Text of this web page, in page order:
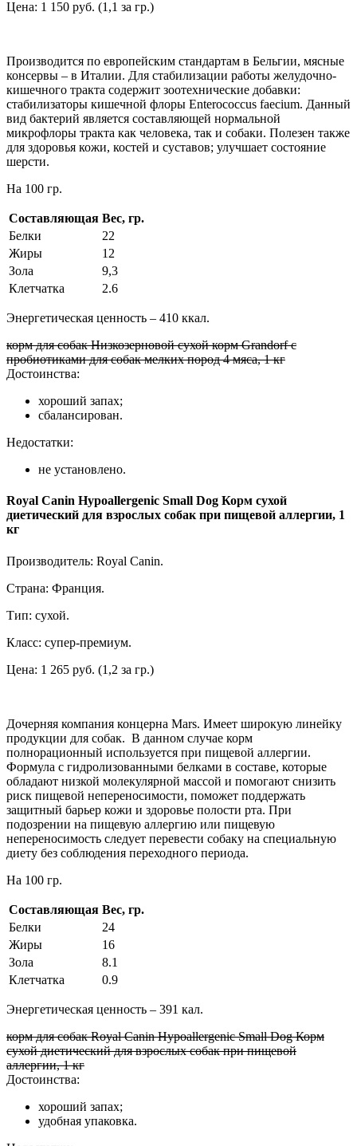
Цена: 1 150 руб. (1,1 за гр.)
Производится по европейским стандартам в Бельгии, мясные
консервы – в Италии. Для стабилизации работы желудочно-
кишечного тракта содержит зоотехнические добавки:
стабилизаторы кишечной флоры Enterococcus faecium. Данный
вид бактерий является составляющей нормальной
микрофлоры тракта как человека, так и собаки. Полезен также
для здоровья кожи, костей и суставов; улучшает состояние
шерсти.
На 100 гр.
Составляющая Вес, гр.
Белки
22
Жиры
12
Зола
9,3
Клетчатка
2.6
Энергетическая ценность – 410 ккал.
корм для собак Низкозерновой сухой корм Grandorf с
пробиотиками для собак мелких пород 4 мяса, 1 кг
Достоинства:
хороший запах;
сбалансирован.
Недостатки:
не установлено.
Royal Canin Hypoallergenic Small Dog Корм сухой
диетический для взрослых собак при пищевой аллергии, 1
кг
Производитель: Royal Canin.
Страна: Франция.
Тип: сухой.
Класс: супер-премиум.
Цена: 1 265 руб. (1,2 за гр.)
Дочерняя компания концерна Mars. Имеет широкую линейку
продукции для собак. В данном случае корм
полнорационный используется при пищевой аллергии.
Формула с гидролизованными белками в составе, которые
обладают низкой молекулярной массой и помогают снизить
риск пищевой непереносимости, поможет поддержать
защитный барьер кожи и здоровье полости рта. При
подозрении на пищевую аллергию или пищевую
непереносимость следует перевести собаку на специальную
диету без соблюдения переходного периода.
На 100 гр.
Составляющая Вес, гр.
Белки
24
Жиры
16
Зола
8.1
Клетчатка
0.9
Энергетическая ценность – 391 кал.
корм для собак Royal Canin Hypoallergenic Small Dog Корм
сухой диетический для взрослых собак при пищевой
аллергии, 1 кг
Достоинства:
хороший запах;
удобная упаковка.